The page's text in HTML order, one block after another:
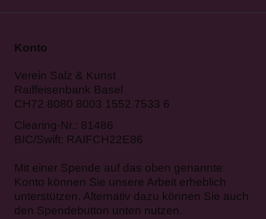
Konto
Verein Salz & Kunst
Raiffeisenbank Basel
CH72 8080 8003 1552 7533 6
Clearing-Nr.: 81486
BIC/Swift: RAIFCH22E86
Mit einer Spende auf das oben genannte
Konto können Sie unsere Arbeit erheblich
unterstützen. Alternativ dazu können Sie auch
den Spendebutton unten nutzen.